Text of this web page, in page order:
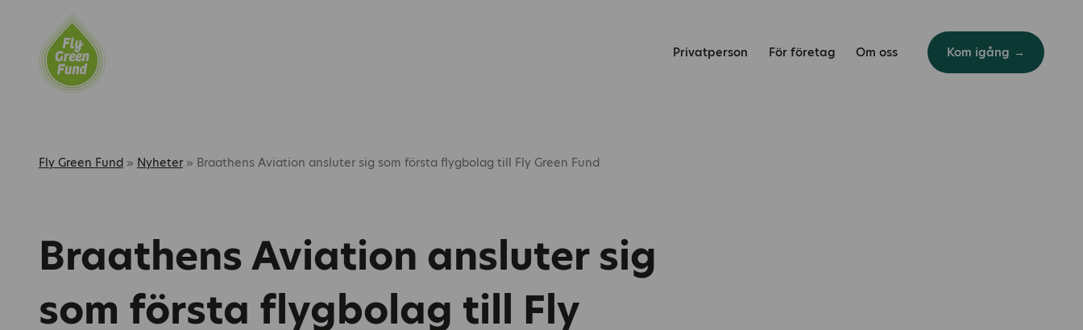
Privatperson För företag Om oss Kom igång
Fly Green Fund » Nyheter » Braathens Aviation ansluter sig som första flygbolag till Fly Green Fund
Braathens Aviation ansluter sig
som första flygbolag till Fly